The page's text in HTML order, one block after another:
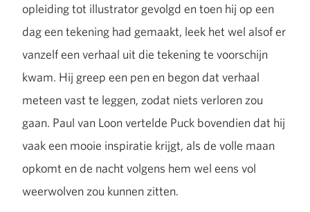
opleiding tot illustrator gevolgd en toen hij op een
dag een tekening had gemaakt, leek het wel alsof er
vanzelf een verhaal uit die tekening te voorschijn
kwam. Hij greep een pen en begon dat verhaal
meteen vast te leggen, zodat niets verloren zou
gaan. Paul van Loon vertelde Puck bovendien dat hij
vaak een mooie inspiratie krijgt, als de volle maan
opkomt en de nacht volgens hem wel eens vol
weerwolven zou kunnen zitten.